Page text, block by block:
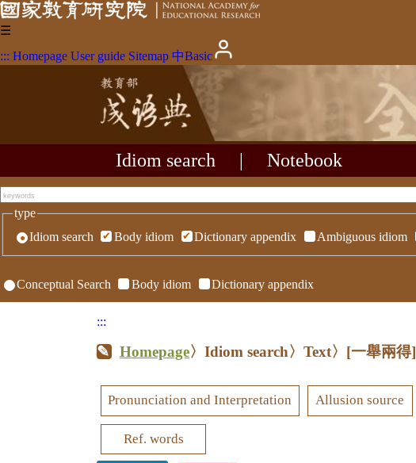
☰
::: Homepage User guide Sitemap 中Basic
Idiom search Notebook
type
Idiom search
Body idiom Dictionary appendix Ambiguous idiom
Conceptual Search Body idiom Dictionary appendix
:::
Homepage〉Idiom search〉Text〉 [一舉兩得]
Pronunciation and Interpretation Allusion source
Ref. words